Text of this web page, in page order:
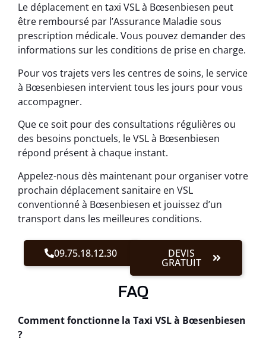
Le déplacement en taxi VSL à Bœsenbiesen peut
être remboursé par l’Assurance Maladie sous
prescription médicale. Vous pouvez demander des
informations sur les conditions de prise en charge.
Pour vos trajets vers les centres de soins, le service
à Bœsenbiesen intervient tous les jours pour vous
accompagner.
Que ce soit pour des consultations régulières ou
des besoins ponctuels, le VSL à Bœsenbiesen
répond présent à chaque instant.
Appelez-nous dès maintenant pour organiser votre
prochain déplacement sanitaire en VSL
conventionné à Bœsenbiesen et jouissez d’un
transport dans les meilleures conditions.
09.75.18.12.30 DEVIS
GRATUIT
FAQ
Comment fonctionne la Taxi VSL à Bœsenbiesen
?